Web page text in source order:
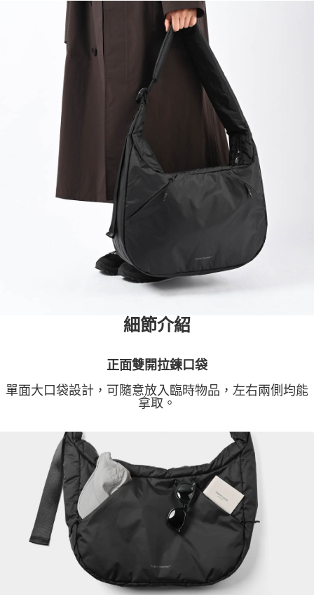
細節介紹
正面雙開拉鍊口袋
單面大口袋設計，可隨意放入臨時物品，左右兩側均能
拿取。